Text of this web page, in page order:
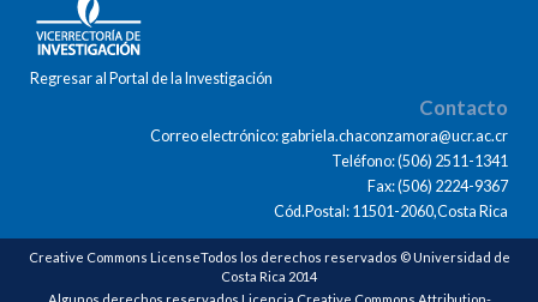
Regresar al Portal de la Investigación
Contacto
Correo electrónico: gabriela.chaconzamora@ucr.ac.cr
Teléfono: (506) 2511-1341
Fax: (506) 2224-9367
Cód.Postal: 11501-2060,Costa Rica
Creative Commons LicenseTodos los derechos reservados © Universidad de
Costa Rica 2014